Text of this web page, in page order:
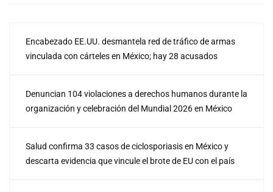
Encabezado EE.UU. desmantela red de tráfico de armas
vinculada con cárteles en México; hay 28 acusados
Denuncian 104 violaciones a derechos humanos durante la
organización y celebración del Mundial 2026 en México
Salud confirma 33 casos de ciclosporiasis en México y
descarta evidencia que vincule el brote de EU con el país